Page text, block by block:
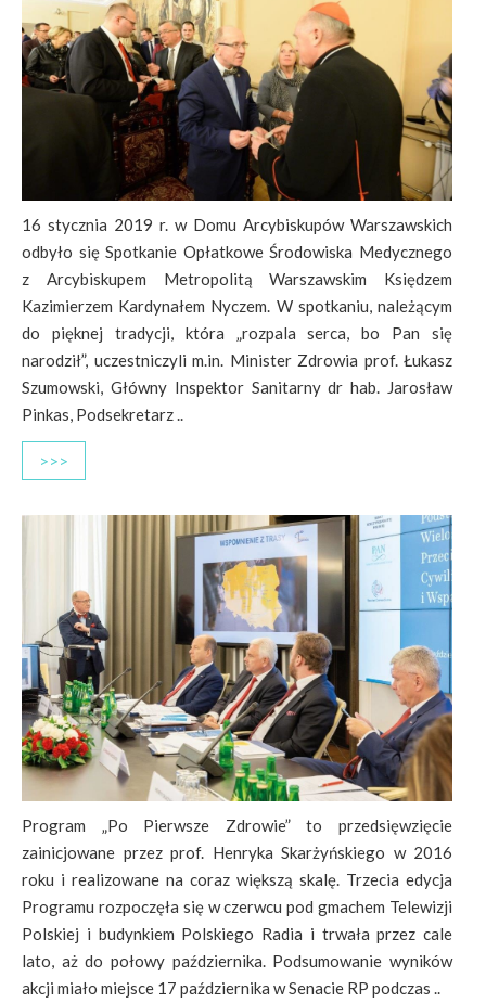
16 stycznia 2019 r. w Domu Arcybiskupów Warszawskich
odbyło się Spotkanie Opłatkowe Środowiska Medycznego
z Arcybiskupem Metropolitą Warszawskim Księdzem
Kazimierzem Kardynałem Nyczem. W spotkaniu, należącym
do pięknej tradycji, która „rozpala serca, bo Pan się
narodził”, uczestniczyli m.in. Minister Zdrowia prof. Łukasz
Szumowski, Główny Inspektor Sanitarny dr hab. Jarosław
Pinkas, Podsekretarz ..
>>>
Program „Po Pierwsze Zdrowie” to przedsięwzięcie
zainicjowane przez prof. Henryka Skarżyńskiego w 2016
roku i realizowane na coraz większą skalę. Trzecia edycja
Programu rozpoczęła się w czerwcu pod gmachem Telewizji
Polskiej i budynkiem Polskiego Radia i trwała przez cale
lato, aż do połowy października. Podsumowanie wyników
akcji miało miejsce 17 października w Senacie RP podczas ..